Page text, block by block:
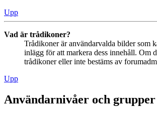
Upp
Vad är trådikoner?
Trådikoner är användarvalda bilder som
inlägg för att markera dess innehåll. Om
trådikoner eller inte bestäms av
Upp
Användarnivåer och grupper